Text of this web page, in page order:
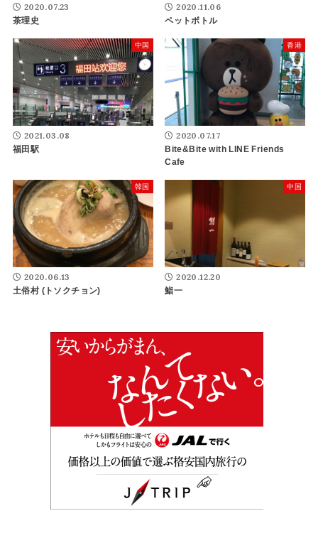
2020.07.23
茶理史
2020.11.06
ペットボトル
中国
2021.03.08
福田駅
香港
2020.07.17
Bite&Bite with LINE Friends
Cafe
韓国
2020.06.13
土俗村 (トソクチョン)
中国
2020.12.20
鮨一